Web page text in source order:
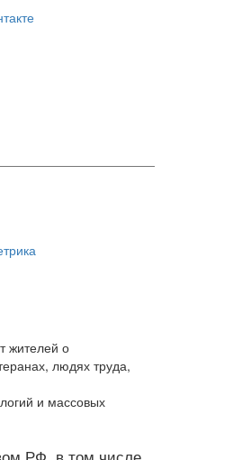
жителей о
людях труда,
и массовых